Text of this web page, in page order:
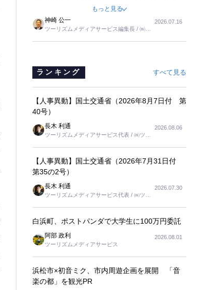
確信したそうです。今回の記事を懐かしく読みまし
りました。母の住まいから近いという理由で、その
施設を選択したのですが、私と妹にとっては、半日
仕事ででした。シニアの住まい選びは、当人だけで
はなく、世話をする家族の足の便も考えない外池な
もっと見る
神崎 公一
ツーリズムメディアサービス編集長 / ㈱ツ
2026.07.16
ランキング すべて見る
【人事異動】国土交通省（2026年8月7日付 第
40号）
長木 利通
ツーリズムメディアサービス代表 / ㈱ツー
2026.08.06
【人事異動】国土交通省（2026年7月31日付
第35の2号）
長木 利通
ツーリズムメディアサービス代表 / ㈱ツー
2026.07.30
白浜町、ポストパンダで大学生に100万円委託
阿部 政利
ツーリズムメディアサービス
2026.08.01
浜松市×初音ミク、市内周遊企画を展開 「音
楽の都」を観光PR